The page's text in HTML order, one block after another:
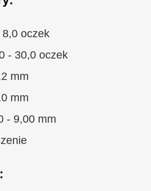
oczek
- 30,0 oczek
mm
mm
- 9,00 mm